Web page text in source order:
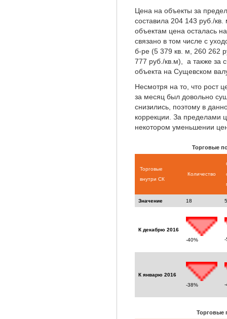
Цена на объекты за
составила 204 143 руб./
объектам цена осталась
связано в том числе с
б-ре (5 379 кв. м, 260 262
777 руб./кв.м), а также за
объекта на Сущевском
Несмотря на то, что рост
за месяц был довольно
снизились, поэтому в
коррекции. За пределами
некотором уменьшении
Торговые
Торговые
внутри СК
Количество
Значение 18
К декабрю 2016
-40%
-
К январю 2016
-38%
-
Торговые